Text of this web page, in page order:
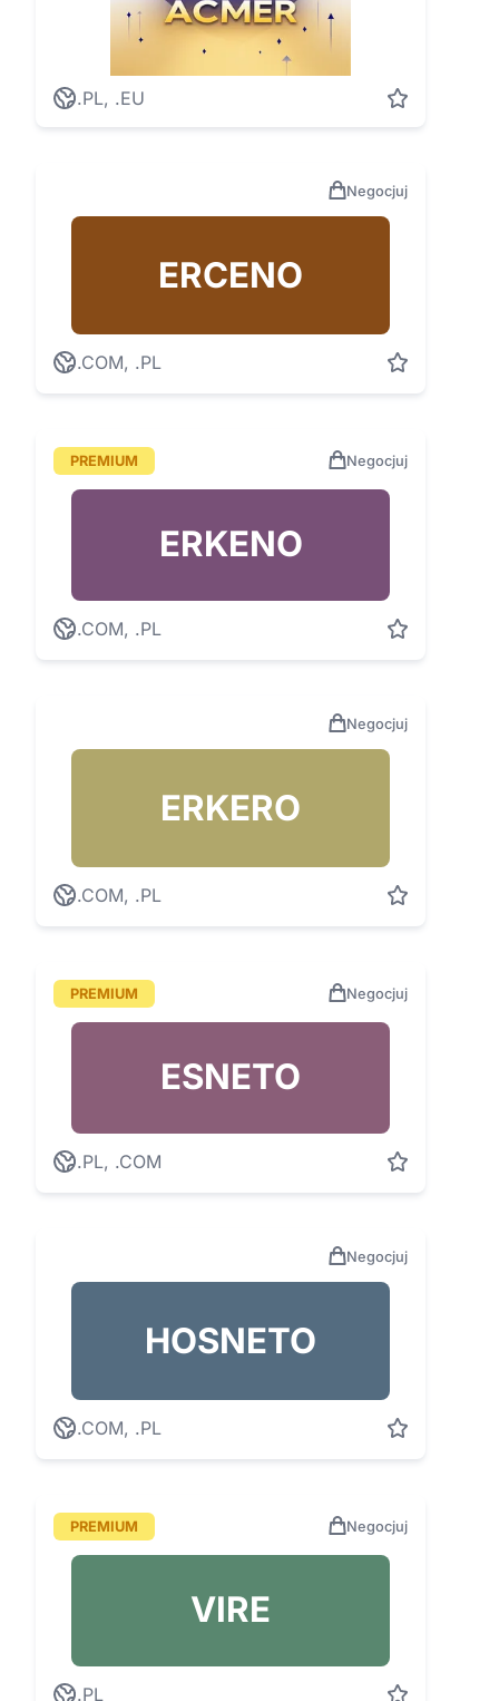
.PL, .EU
Negocjuj
ERCENO
.COM, .PL
PREMIUM Negocjuj
ERKENO
.COM, .PL
Negocjuj
ERKERO
.COM, .PL
PREMIUM Negocjuj
ESNETO
.PL, .COM
Negocjuj
HOSNETO
.COM, .PL
PREMIUM Negocjuj
VIRE
.PL